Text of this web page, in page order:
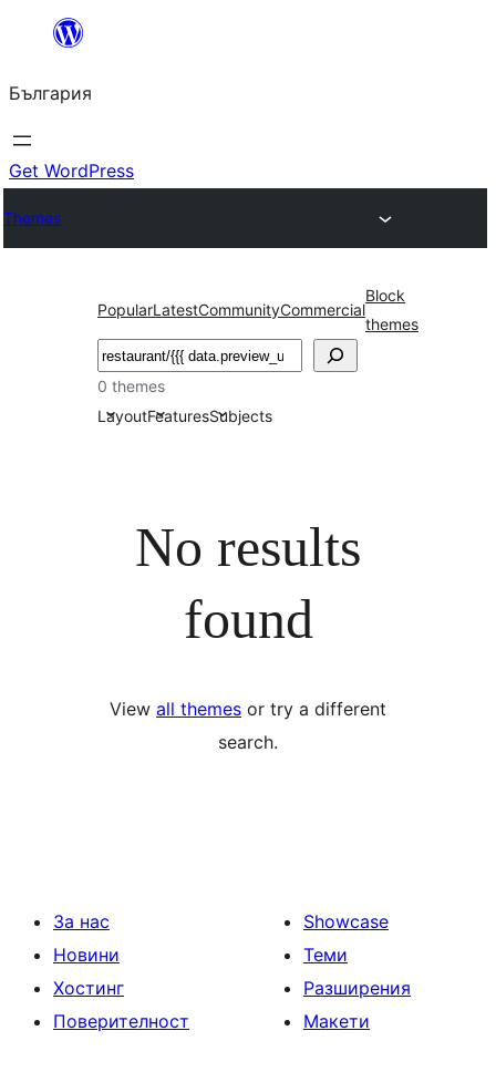
България
Get WordPress
Themes
PopularLatestCommunityCommercial
Block
themes
Търсене
0 themes
LayoutFeaturesSubjects
No results
found
View all themes or try a different
search.
За нас
Новини
Хостинг
Поверителност
Showcase
Теми
Разширения
Макети